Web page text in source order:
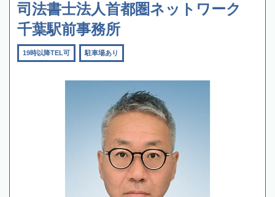
司法書士法人首都圏ネットワーク
千葉駅前事務所
19時以降TEL可 駐車場あり